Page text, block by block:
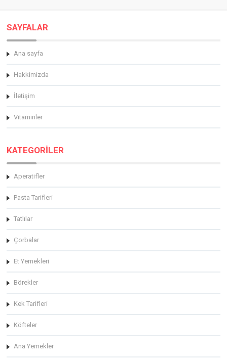
SAYFALAR
Ana sayfa
Hakkimizda
İletişim
Vitaminler
KATEGORİLER
Aperatifler
Pasta Tarifleri
Tatlılar
Çorbalar
Et Yemekleri
Börekler
Kek Tarifleri
Köfteler
Ana Yemekler